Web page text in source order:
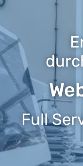
Full